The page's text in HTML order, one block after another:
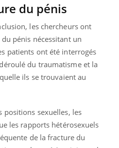
du pénis
les chercheurs ont
pénis nécessitant un
patients ont été interrogés
du traumatisme et la
ils se trouvaient au
positions sexuelles, les
les rapports hétérosexuels
de la fracture du